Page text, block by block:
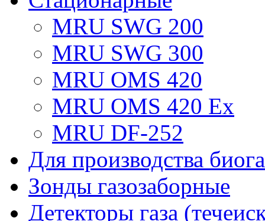
MRU SWG 200
MRU SWG 300
MRU OMS 420
MRU OMS 420 Ex
MRU DF-252
Для производства
Зонды газозаборные
Детекторы газа